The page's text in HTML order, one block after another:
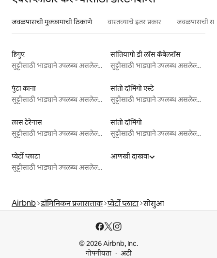
जवळपासची मुक्कामाची ठिकाणे वास्तव्याचे इतर प्रकार जवळपासची
हिगुए
सुट्टीसाठी भाड्याने उपलब्ध असलेल्या जागा
सांतियागो डी लॉस कॅबेलरॉस
सुट्टीसाठी भाड्याने उपलब्ध असलेल्या जागा
पुंटा काना
सुट्टीसाठी भाड्याने उपलब्ध असलेल्या जागा
सांतो दॉमिंगो एस्टे
सुट्टीसाठी भाड्याने उपलब्ध असलेल्या जागा
लास टेरेनास
सुट्टीसाठी भाड्याने उपलब्ध असलेल्या जागा
सांतो दॉमिंगो
सुट्टीसाठी भाड्याने उपलब्ध असलेल्या जागा
प्वेर्टो प्लाटा
सुट्टीसाठी भाड्याने उपलब्ध असलेल्या जागा
आणखी दाखवा
Airbnb डॉमिनिकन प्रजासत्ताक प्वेर्टो प्लाटा सोसुआ
© 2026 Airbnb, Inc.
गोपनीयता
अटी